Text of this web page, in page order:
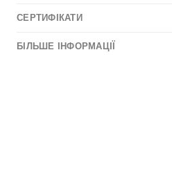
СЕРТИФІКАТИ
БІЛЬШЕ ІНФОРМАЦІЇ